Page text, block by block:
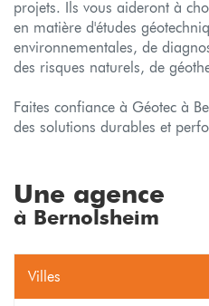
projets. Ils vous aideront à
en matière d'études
environnementales, de
des risques naturels, de
Faites confiance à Géotec à
des solutions durables et
Une agence
à Bernolsheim
Villes